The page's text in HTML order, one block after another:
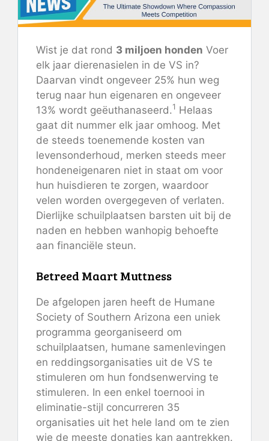
Wist je dat rond 3 miljoen honden Voer
elk jaar dierenasielen in de VS in?
Daarvan vindt ongeveer 25% hun weg
terug naar hun eigenaren en ongeveer
13% wordt geëuthanaseerd.1 Helaas
gaat dit nummer elk jaar omhoog. Met
de steeds toenemende kosten van
levensonderhoud, merken steeds meer
hondeneigenaren niet in staat om voor
hun huisdieren te zorgen, waardoor
velen worden overgegeven of verlaten.
Dierlijke schuilplaatsen barsten uit bij de
naden en hebben wanhopig behoefte
aan financiële steun.
Betreed Maart Muttness
De afgelopen jaren heeft de Humane
Society of Southern Arizona een uniek
programma georganiseerd om
schuilplaatsen, humane samenlevingen
en reddingsorganisaties uit de VS te
stimuleren om hun fondsenwerving te
stimuleren. In een enkel toernooi in
eliminatie-stijl concurreren 35
organisaties uit het hele land om te zien
wie de meeste donaties kan aantrekken.